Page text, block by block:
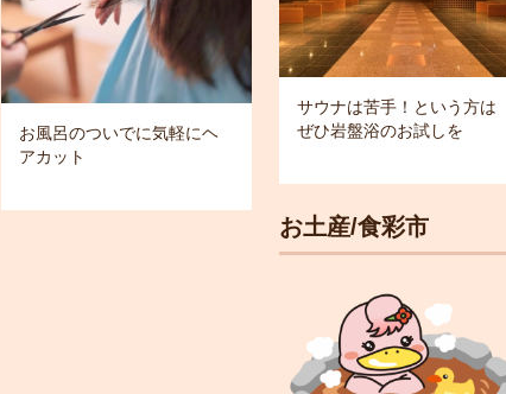
お風呂のついでに気軽にヘ
アカット
サウナは苦手！という方は
ぜひ岩盤浴のお試しを
お土産/食彩市